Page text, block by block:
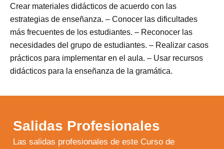
Crear materiales didácticos de acuerdo con las
estrategias de enseñanza. – Conocer las dificultades
más frecuentes de los estudiantes. – Reconocer las
necesidades del grupo de estudiantes. – Realizar casos
prácticos para implementar en el aula. – Usar recursos
didácticos para la enseñanza de la gramática.
Salidas Profesionales
Las salidas profesionales de este Curso de